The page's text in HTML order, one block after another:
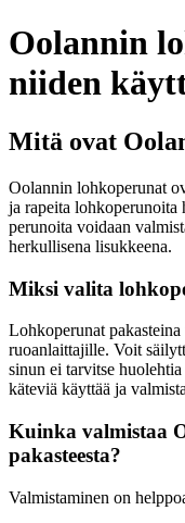
Oolannin
niiden
Mitä ovat
Oolannin lohkoperunat
ja rapeita lohkoperunoita
perunoita voidaan
herkullisena lisukkeena.
Miksi valita
Lohkoperunat
ruoanlaittajille. Voit
sinun ei tarvitse
käteviä käyttää ja
Kuinka valmistaa
pakasteesta?
Valmistaminen on